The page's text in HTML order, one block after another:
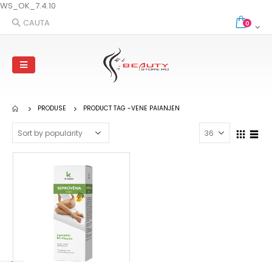
WS_OK_7.4.10
CAUTA
0
PRODUSE PRODUCT TAG -VENE PAIANJEN